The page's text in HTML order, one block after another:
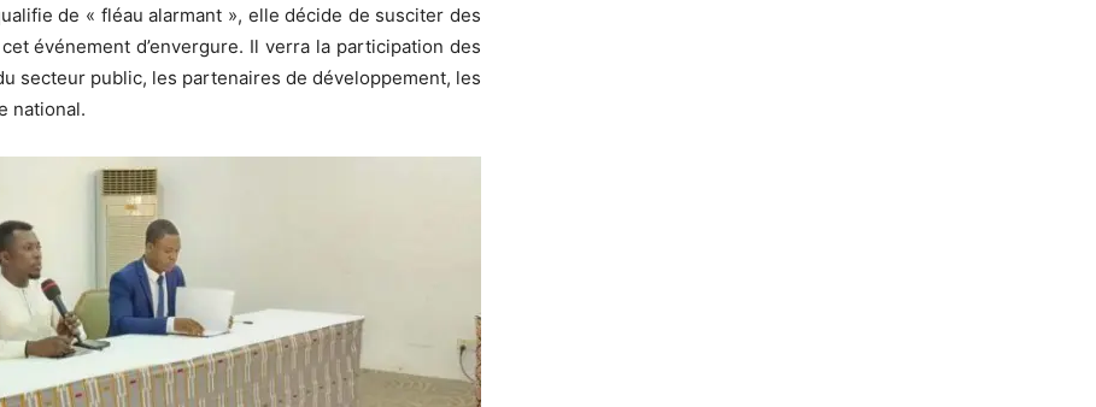
de « fléau alarmant », elle décide de susciter des
événement d’envergure. Il verra la participation des
secteur public, les partenaires de développement, les
national.